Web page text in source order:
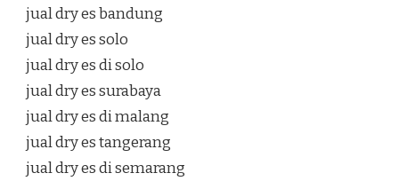
jual dry es bandung
jual dry es solo
jual dry es di solo
jual dry es surabaya
jual dry es di malang
jual dry es tangerang
jual dry es di semarang